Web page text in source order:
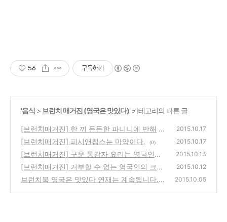
56 구독하기
'음식 > 브런치 매거진 (영국은 맛있다)' 카테고리의 다른 글
[브런치매거진] 한 끼 든든한 파니니에 반해
(0)
2015.10.17
[브런치매거진] 피시앤칩스는 마약이다. (0) 2015.10.17
[브런치매거진] 구운 통감자 요리는 영국인의
주식
(0)
2015.10.13
[브런치매거진] 거부할 수 없는 영국인의 크림
티
(1)
2015.10.12
브런치북 영국은 맛있다 연재는 계속됩니다. 2015.10.05